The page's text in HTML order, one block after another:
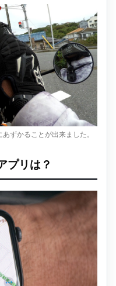
ずかることが出来ました。
プリは？